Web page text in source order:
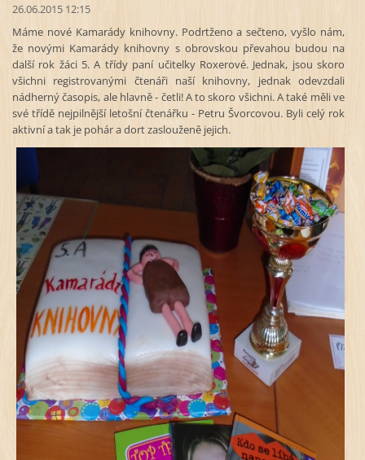
26.06.2015 12:15
Máme nové Kamarády knihovny. Podrtženo a sečteno, vyšlo nám,
že novými Kamarády knihovny s obrovskou převahou budou na
další rok žáci 5. A třídy paní učitelky Roxerové. Jednak, jsou skoro
všichni registrovanými čtenáři naší knihovny, jednak odevzdali
nádherný časopis, ale hlavně - četli! A to skoro všichni. A také měli ve
své třídě nejpilnější letošní čtenářku - Petru Švorcovou. Byli celý rok
aktivní a tak je pohár a dort zaslouženě jejich.